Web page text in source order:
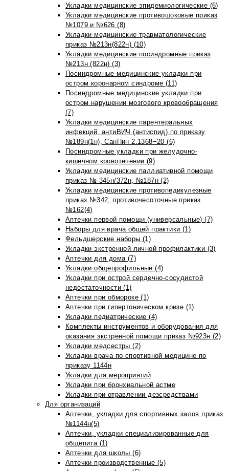
Укладки медицинские эпидемиологические (6)
Укладки медицинские противошоковые приказ
№1079 и №626 (8)
Укладки медицинские травматологические
приказ №213н(822н) (10)
Укладки медицинские посиндромные приказ
№213н (822н) (3)
Посиндромные медицинские укладки при
остром коронарном синдроме (11)
Посиндромные медицинские укладки при
остром нарушении мозгового кровообращения
(7)
Укладки медицинские парентеральных
инфекций, антиВИЧ (антиспид) по приказу
№189н(1н), СанПин 2.1368−20 (6)
Посиндромные укладки при желудочно-
кишечном кровотечении (9)
Укладки медицинские паллиативной помощи
приказ № 345н/372н, №187н (2)
Укладки медицинские противопедикулезные
приказ №342, противочесоточные приказ
№162(4)
Аптечки первой помощи (универсальные) (7)
Наборы для врача общей практики (1)
Фельдшерские наборы (1)
Укладки экстренной личной профилактики (3)
Аптечки для дома (7)
Укладки общепрофильные (4)
Укладки при острой сердечно-сосудистой
недостаточности (1)
Аптечки при обмороке (1)
Аптечки при гипертоническом кризе (1)
Укладки педиатрические (4)
Комплекты инструментов и оборудования для
оказания экстренной помощи приказ №923н (2)
Укладки медсестры (2)
Укладки врача по спортивной медицине по
приказу 1144н
Укладки для мероприятий
Укладки при бронхиальной астме
Укладки при отравлении дезсредствами
Для организаций
Аптечки, укладки для спортивных залов приказ
№1144н(5)
Аптечки, укладки специализированные для
общепита (1)
Аптечки для школы (6)
Аптечки производственные (5)